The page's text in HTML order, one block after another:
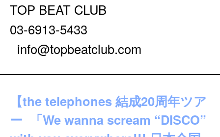
TOP BEAT CLUB
03-6913-5433
info@topbeatclub.com
【the telephones 結成20周年ツア
ー 「We wanna scream “DISCO”